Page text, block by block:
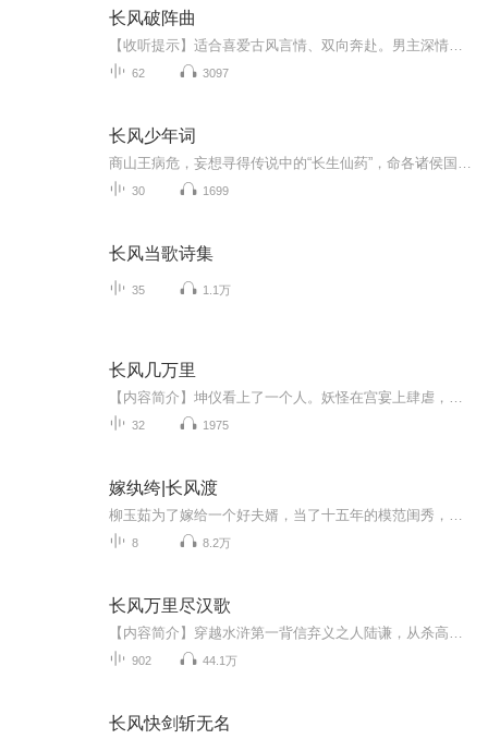
长风破阵曲
62 3097
长风少年词
30 1699
长风当歌诗集
35 1.1万
长风几万里
32 1975
嫁纨绔|长风渡
8 8.2万
长风万里尽汉歌
902 44.1万
长风快剑斩无名